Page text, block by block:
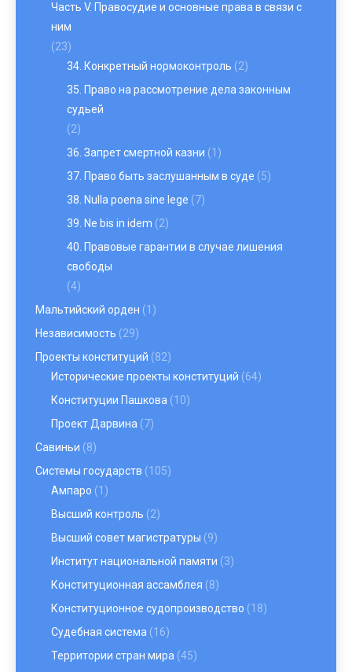
Часть V. Правосудие и основные права в связи с
ним
(23)
34. Конкретный нормоконтроль (2)
35. Право на рассмотрение дела законным
судьей
(2)
36. Запрет смертной казни (1)
37. Право быть заслушанным в суде (5)
38. Nulla poena sine lege (7)
39. Ne bis in idem (2)
40. Правовые гарантии в случае лишения
свободы
(4)
Мальтийский орден (1)
Независимость (29)
Проекты конституций (82)
Исторические проекты конституций (64)
Конституции Пашкова (10)
Проект Дарвина (7)
Савиньи (8)
Системы государств (105)
Ампаро (1)
Высший контроль (2)
Высший совет магистратуры (9)
Институт национальной памяти (3)
Конституционная ассамблея (8)
Конституционное судопроизводство (18)
Судебная система (16)
Территории стран мира (45)